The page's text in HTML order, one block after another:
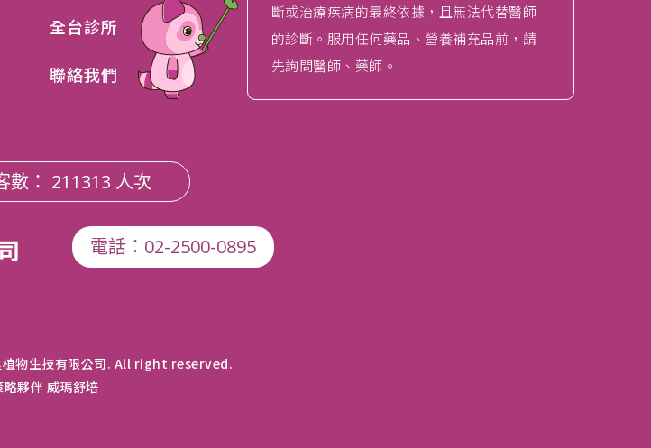
全台診所
聯絡我們
斷或治療疾病的最終依據，且無法代替醫師
的診斷。服用任何藥品、營養補充品前，請
先詢問醫師、藥師。
數： 211313 人次
電話：02-2500-0895
物生技有限公司. All right reserved.
略夥伴 威瑪舒培